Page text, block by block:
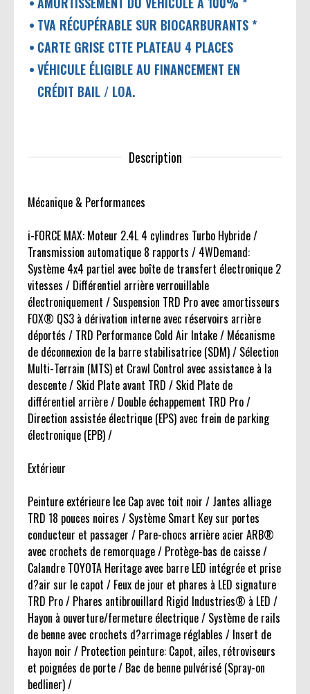
TVA RÉCUPÉRABLE SUR BIOCARBURANTS *
CARTE GRISE CTTE PLATEAU 4 PLACES
VÉHICULE ÉLIGIBLE AU FINANCEMENT EN
CRÉDIT BAIL / LOA.
Description
Mécanique & Performances
i-FORCE MAX: Moteur 2.4L 4 cylindres Turbo Hybride /
Transmission automatique 8 rapports / 4WDemand:
Système 4x4 partiel avec boîte de transfert électronique 2
vitesses / Différentiel arrière verrouillable
électroniquement / Suspension TRD Pro avec amortisseurs
FOX® QS3 à dérivation interne avec réservoirs arrière
déportés / TRD Performance Cold Air Intake / Mécanisme
de déconnexion de la barre stabilisatrice (SDM) / Sélection
Multi-Terrain (MTS) et Crawl Control avec assistance à la
descente / Skid Plate avant TRD / Skid Plate de
différentiel arrière / Double échappement TRD Pro /
Direction assistée électrique (EPS) avec frein de parking
électronique (EPB) /
Extérieur
Peinture extérieure Ice Cap avec toit noir / Jantes alliage
TRD 18 pouces noires / Système Smart Key sur portes
conducteur et passager / Pare-chocs arrière acier ARB®
avec crochets de remorquage / Protège-bas de caisse /
Calandre TOYOTA Heritage avec barre LED intégrée et prise
d?air sur le capot / Feux de jour et phares à LED signature
TRD Pro / Phares antibrouillard Rigid Industries® à LED /
Hayon à ouverture/fermeture électrique / Système de rails
de benne avec crochets d?arrimage réglables / Insert de
hayon noir / Protection peinture: Capot, ailes, rétroviseurs
et poignées de porte / Bac de benne pulvérisé (Spray-on
bedliner) /